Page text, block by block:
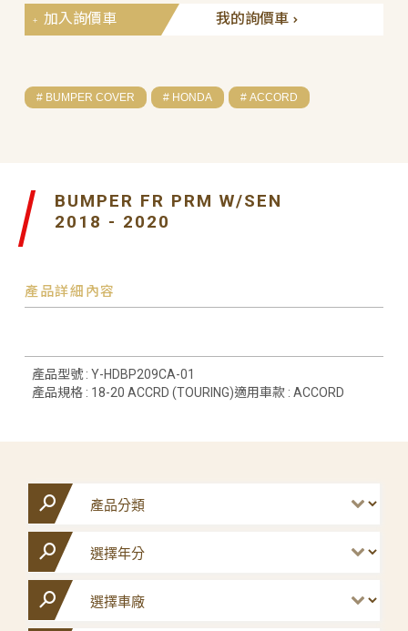
我的詢價車
加入詢價車
# BUMPER COVER # HONDA # ACCORD
BUMPER FR PRM W/SEN
2018 - 2020
產品詳細內容
產品型號 : Y-HDBP209CA-01
產品規格 : 18-20 ACCRD (TOURING)適用車款 : ACCORD